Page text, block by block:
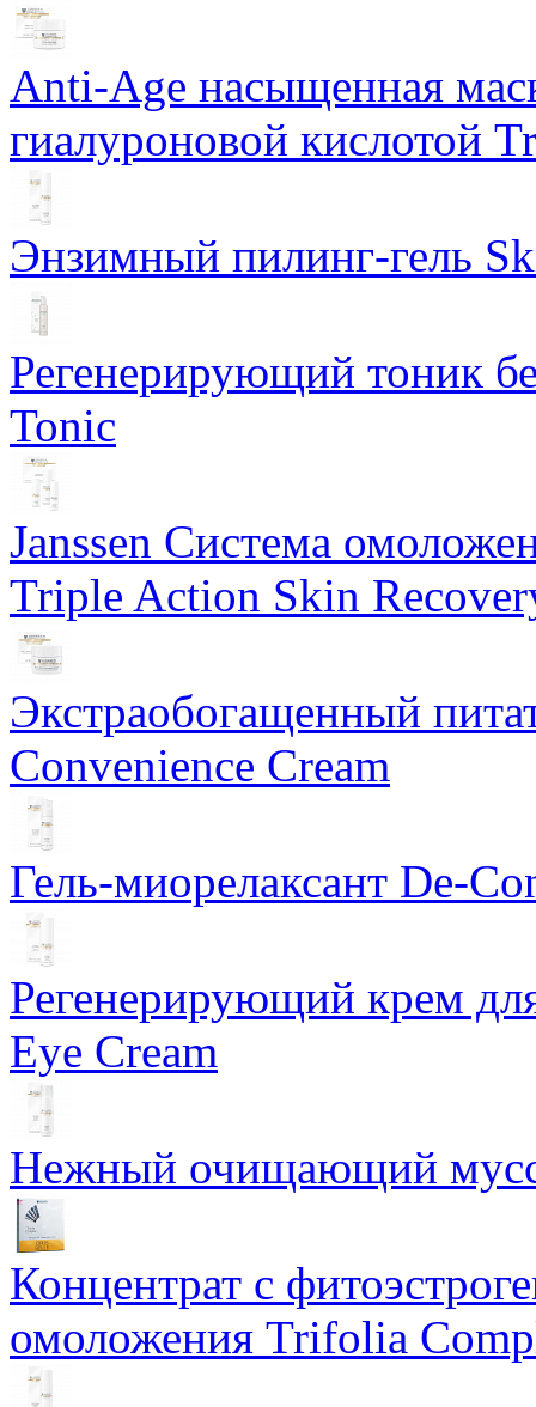
Anti-Age насыщенная
гиалуроновой кислотой
Энзимный пилинг-гель
Регенерирующий тоник
Tonic
Janssen Система
Triple Action Skin
Экстраобогащенный
Convenience Cream
Гель-миорелаксант De-
Регенерирующий крем
Eye Cream
Нежный очищающий мусс
Концентрат с
омоложения Trifolia